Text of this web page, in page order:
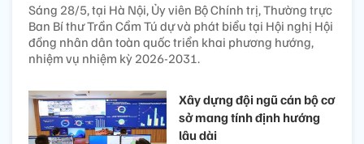
Sáng 28/5, tại Hà Nội, Ủy viên Bộ Chính trị, Thường trực
Ban Bí thư Trần Cẩm Tú dự và phát biểu tại Hội nghị Hội
đồng nhân dân toàn quốc triển khai phương hướng,
nhiệm vụ nhiệm kỳ 2026-2031.
Xây dựng đội ngũ cán bộ cơ
sở mang tính định hướng
lâu dài